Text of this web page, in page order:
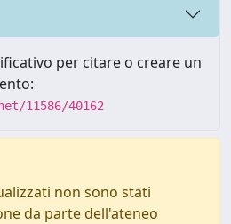
per citare o creare un
11586/40162
non sono stati
da parte dell'ateneo